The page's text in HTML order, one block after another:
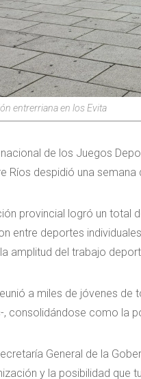
entrerriana en los Evita
de los Juegos
Ríos despidió una
provincial logró un total
entre deportes
amplitud del trabajo
a miles de jóvenes de
, consolidándose como la
General de la
y la posibilidad que